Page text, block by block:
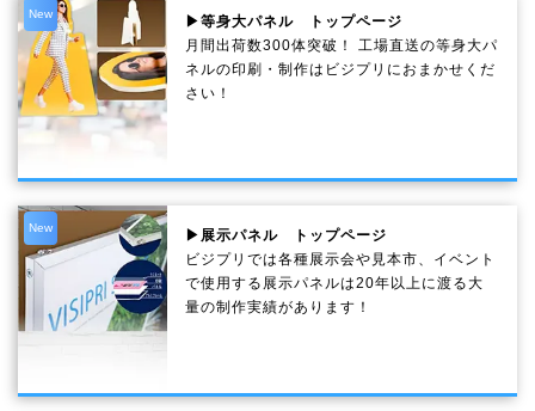
New
▶等身大パネル トップページ
月間出荷数300体突破！ 工場直送の等身大パ
ネルの印刷・制作は ビジプリ におまかせくだ
さい！
New
▶展示パネル トップページ
ビジプリでは各種展示会や見本市、イベント
で使用する展示パネルは20年以上に渡る大
量の制作実績があります！